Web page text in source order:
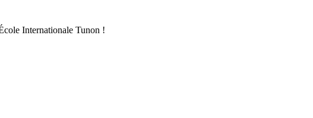
Internationale Tunon !